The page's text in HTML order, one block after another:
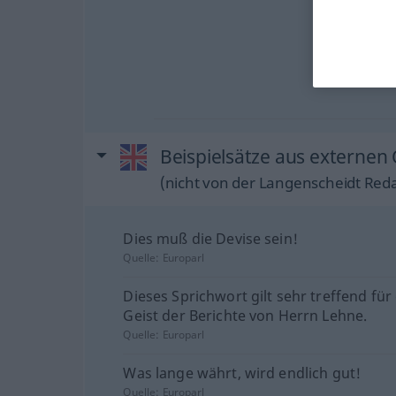
Beispielsätze aus
(nicht von der Langenscheidt
Dies muß die Devise sein!
Quelle: Europarl
Dieses Sprichwort gilt sehr treffend für
Geist der Berichte von Herrn Lehne.
Quelle: Europarl
Was lange währt, wird endlich gut!
Quelle: Europarl